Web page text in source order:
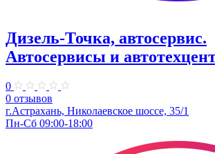
Дизель-Точка, автосервис.
Автосервисы и
0
0 отзывов
г.Астрахань, ​Николаевское шоссе, 35/1
Пн-Сб 09:00-18:00